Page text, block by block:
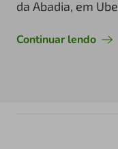
da Abadia, em
Continuar lendo